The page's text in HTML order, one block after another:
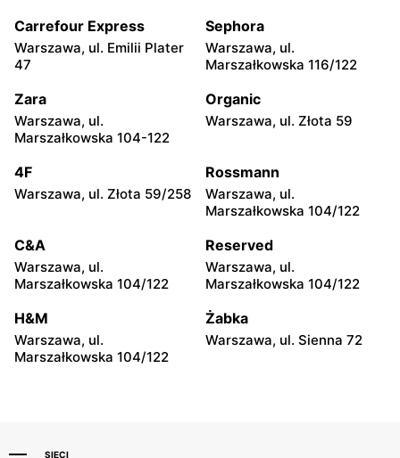
Diverse
Płońsk, ul. Żołnierzy
Diverse
Skierniewice, ul.
Diverse
Rawa Mazowiecka al.
Diverse
Diverse Diverse
Kozienice, ul. Batalionów
Diverse
Siedlce, ul. Józefa
Diverse
Sokołów Podlaski, ul. Długa
Diverse
Ostrów Mazowiecka, ul.
Diverse
Carrefour Express
Warszawa, ul. Emilii Plater
47
Sephora
Warszawa, ul.
Marszałkowska 116/122
Zara
Warszawa, ul.
Marszałkowska 104-122
Organic
Warszawa, ul. Złota 59
4F
Warszawa, ul. Złota 59/258
Rossmann
Warszawa, ul.
Marszałkowska 104/122
C&A
Warszawa, ul.
Marszałkowska 104/122
Reserved
Warszawa, ul.
Marszałkowska 104/122
H&M
Warszawa, ul.
Marszałkowska 104/122
Żabka
Warszawa, ul. Sienna 72
SIECI